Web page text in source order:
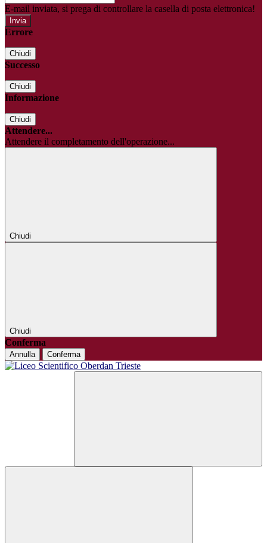
E-mail inviata, si prega di controllare la casella di posta elettronica!
Errore
Chiudi
Successo
Chiudi
Informazione
Chiudi
Attendere...
Attendere il completamento dell'operazione...
Chiudi
Chiudi
Conferma
Annulla Conferma